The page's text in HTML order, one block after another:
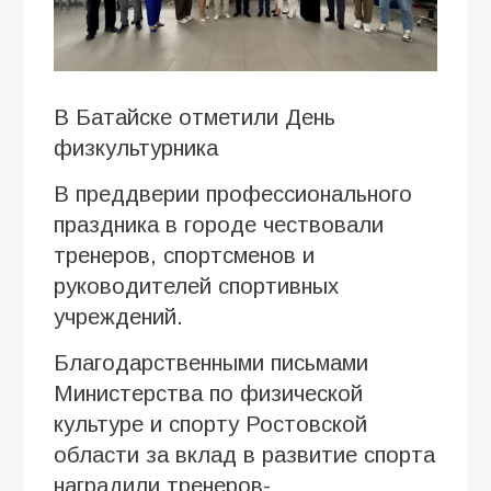
В Батайске отметили День
физкультурника
В преддверии профессионального
праздника в городе чествовали
тренеров, спортсменов и
руководителей спортивных
учреждений.
Благодарственными письмами
Министерства по физической
культуре и спорту Ростовской
области за вклад в развитие спорта
наградили тренеров-